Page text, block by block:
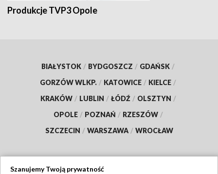
Produkcje TVP3 Opole
BIAŁYSTOK / BYDGOSZCZ / GDAŃSK /
GORZÓW WLKP. / KATOWICE / KIELCE /
KRAKÓW / LUBLIN / ŁÓDŹ / OLSZTYN /
OPOLE / POZNAŃ / RZESZÓW /
SZCZECIN / WARSZAWA / WROCŁAW
Szanujemy Twoją prywatność